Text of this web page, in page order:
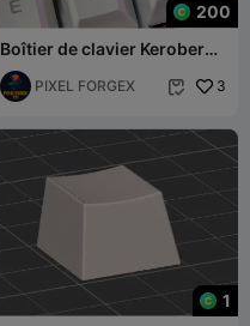
200
Boîtier de clavier Keroberos
- Card Captor Sakura
PIXEL FORGEX  3
1